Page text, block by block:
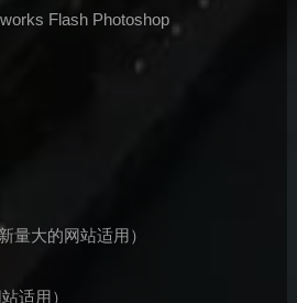
Flash Photoshop
大的网站适用）
适用）